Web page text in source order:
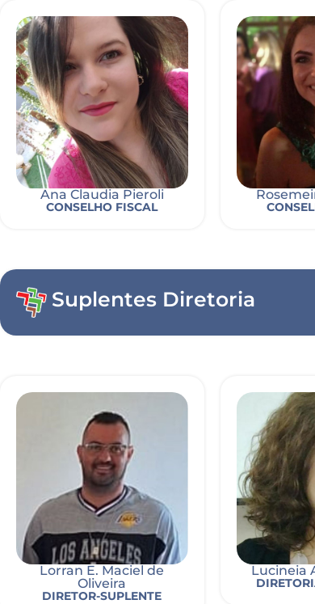
Ana Claudia Pieroli
CONSELHO FISCAL
Suplentes Diretoria
Lorran E. Maciel de
Oliveira
DIRETOR-SUPLENTE
Lucineia